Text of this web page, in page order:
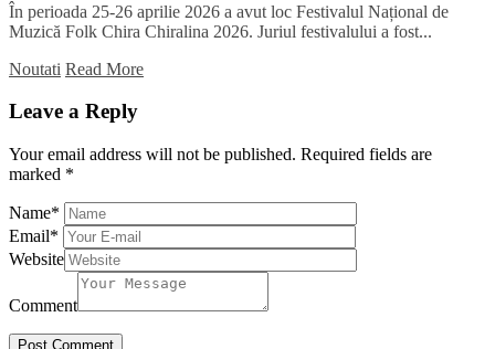
În perioada 25-26 aprilie 2026 a avut loc Festivalul Național de
Muzică Folk Chira Chiralina 2026. Juriul festivalului a fost...
Noutati Read More
Leave a Reply
Your email address will not be published. Required fields are
marked *
Name*
Email*
Website
Comment